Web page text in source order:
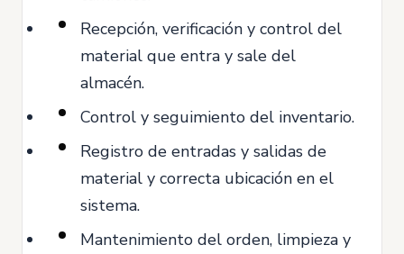
Recepción, verificación y control del
material que entra y sale del
almacén.
Control y seguimiento del inventario.
Registro de entradas y salidas de
material y correcta ubicación en el
sistema.
Mantenimiento del orden, limpieza y